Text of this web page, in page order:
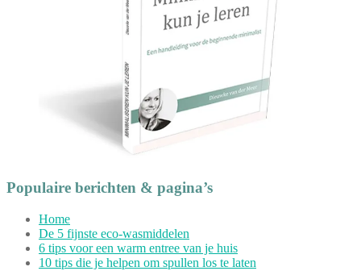
Populaire berichten & pagina’s
Home
De 5 fijnste eco-wasmiddelen
6 tips voor een warm entree van je huis
10 tips die je helpen om spullen los te laten